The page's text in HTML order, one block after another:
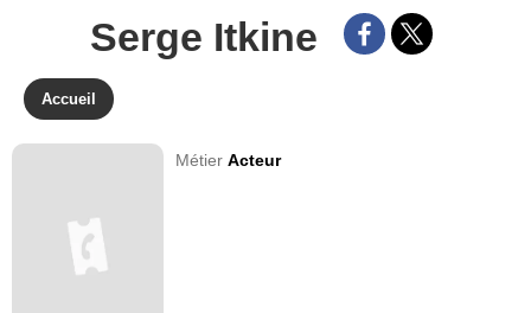
Serge Itkine
Accueil
MétierActeur